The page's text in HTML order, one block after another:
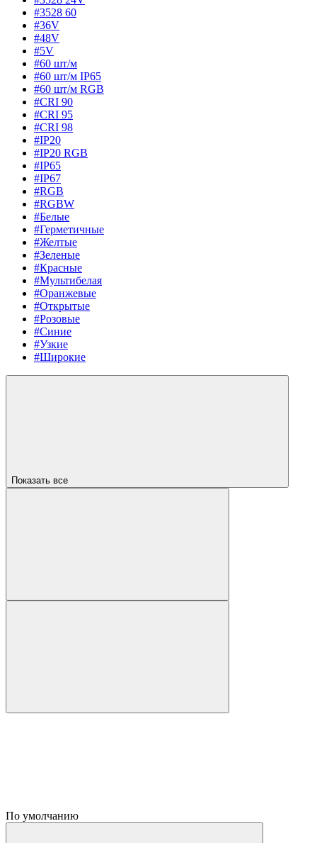
#3528 60
#36V
#48V
#5V
#60 шт/м
#60 шт/м IP65
#60 шт/м RGB
#CRI 90
#CRI 95
#CRI 98
#IP20
#IP20 RGB
#IP65
#IP67
#RGB
#RGBW
#Белые
#Герметичные
#Желтые
#Зеленые
#Красные
#Мультибелая
#Оранжевые
#Открытые
#Розовые
#Синие
#Узкие
#Широкие
Показать все
По умолчанию